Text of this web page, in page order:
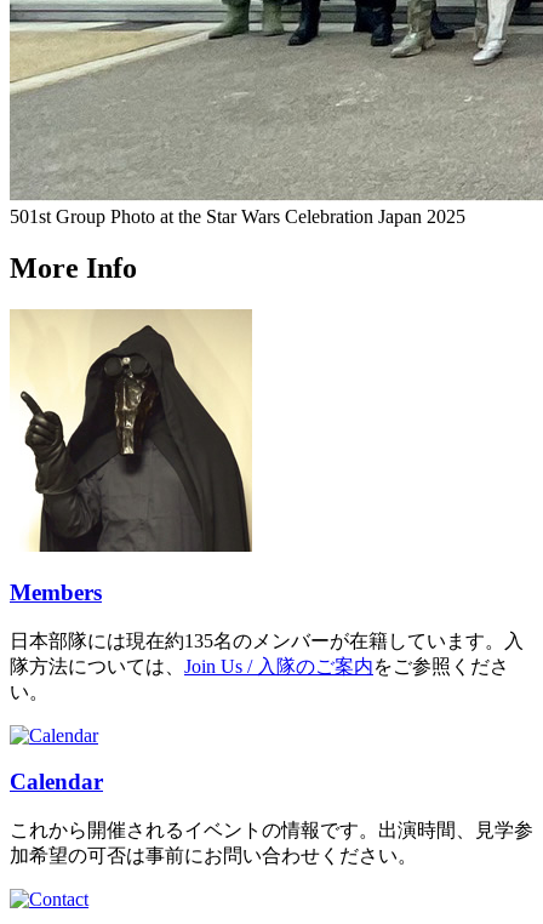
501st Group Photo at the Star Wars Celebration Japan 2025
More Info
Members
日本部隊には現在約135名のメンバーが在籍しています。入
隊方法については、 Join Us / 入隊のご案内をご参照くださ
い。
Calendar
これから開催されるイベントの情報です。出演時間、見学参
加希望の可否は事前にお問い合わせください。